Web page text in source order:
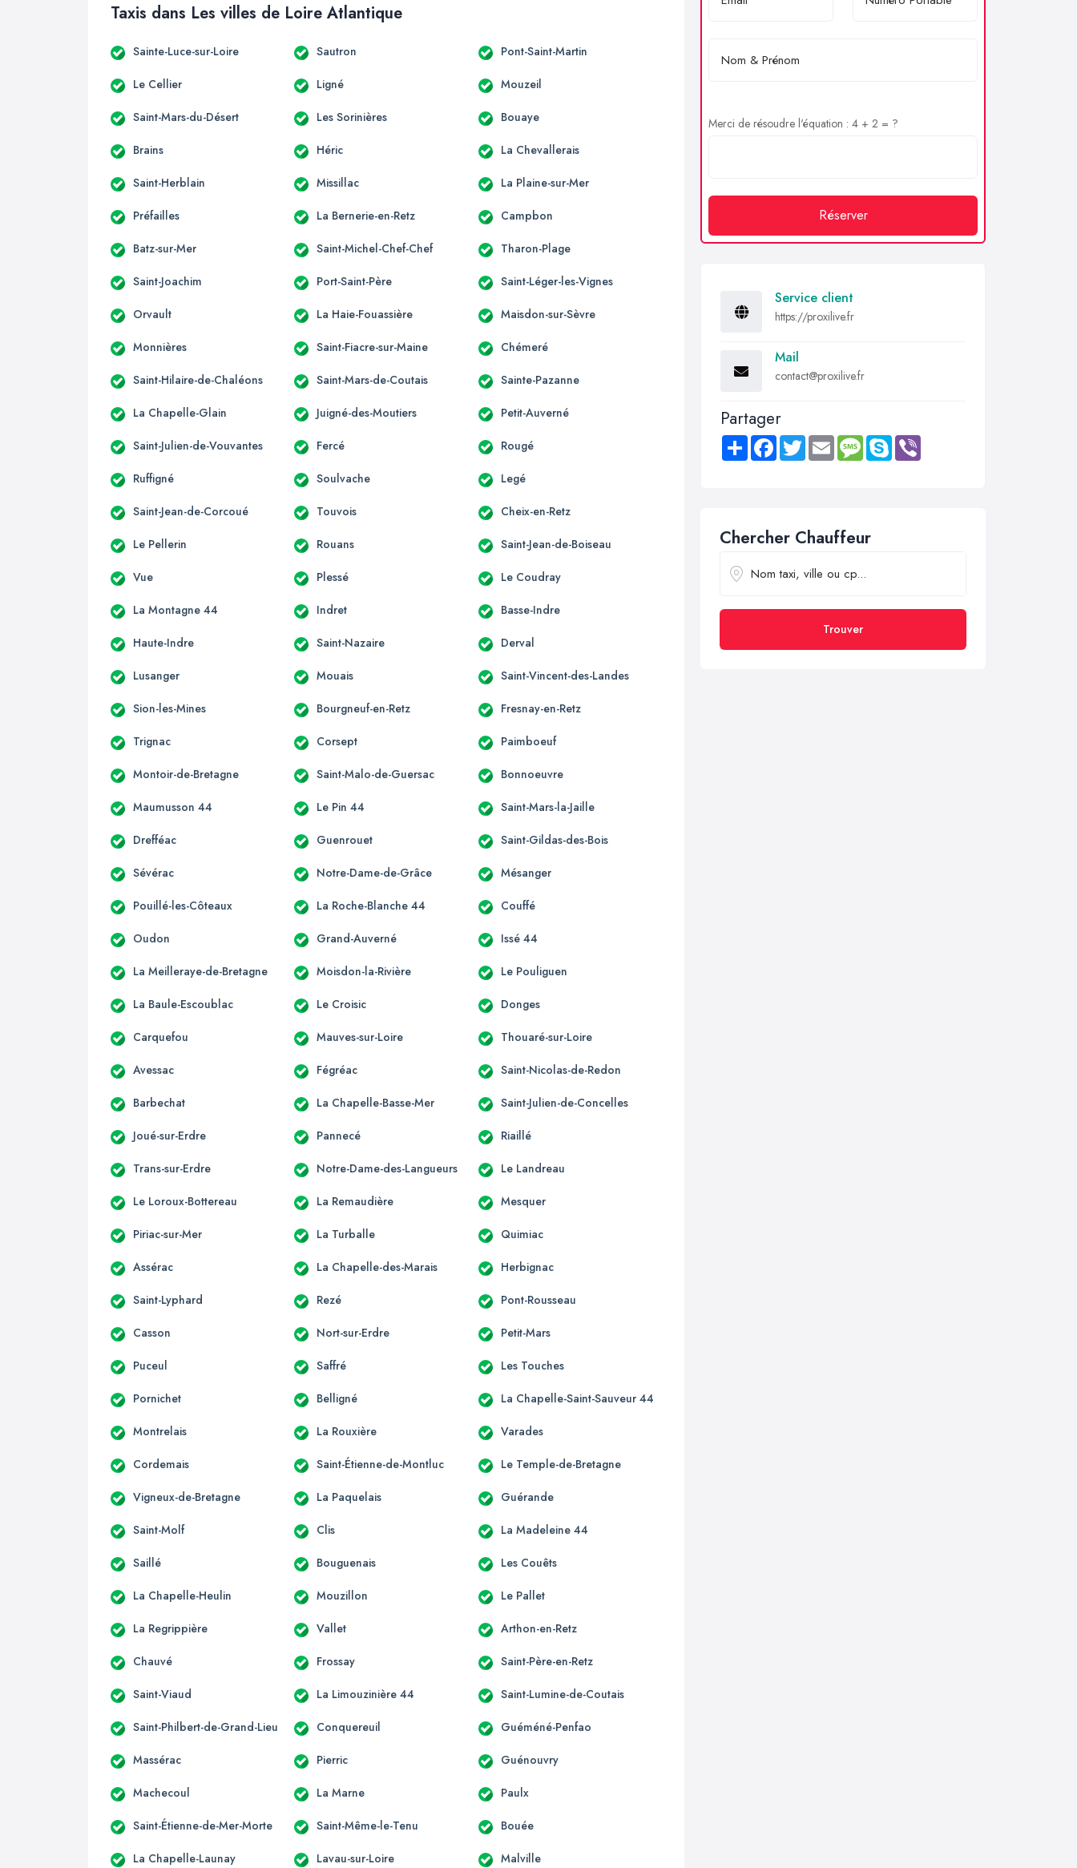
Taxis dans Les villes de Loire Atlantique
Sainte-Luce-sur-Loire Sautron Pont-Saint-Martin
Le Cellier Ligné Mouzeil
Saint-Mars-du-Désert Les Sorinières Bouaye
Brains Héric La Chevallerais
Saint-Herblain Missillac La Plaine-sur-Mer
Préfailles La Bernerie-en-Retz Campbon
Batz-sur-Mer Saint-Michel-Chef-Chef Tharon-Plage
Saint-Joachim Port-Saint-Père Saint-Léger-les-Vignes
Orvault La Haie-Fouassière Maisdon-sur-Sèvre
Monnières Saint-Fiacre-sur-Maine Chémeré
Saint-Hilaire-de-Chaléons Saint-Mars-de-Coutais Sainte-Pazanne
La Chapelle-Glain Juigné-des-Moutiers Petit-Auverné
Saint-Julien-de-Vouvantes Fercé Rougé
Ruffigné Soulvache Legé
Saint-Jean-de-Corcoué Touvois Cheix-en-Retz
Le Pellerin Rouans Saint-Jean-de-Boiseau
Vue Plessé Le Coudray
La Montagne 44 Indret Basse-Indre
Haute-Indre Saint-Nazaire Derval
Lusanger Mouais Saint-Vincent-des-Landes
Sion-les-Mines Bourgneuf-en-Retz Fresnay-en-Retz
Trignac Corsept Paimboeuf
Montoir-de-Bretagne Saint-Malo-de-Guersac Bonnoeuvre
Maumusson 44 Le Pin 44 Saint-Mars-la-Jaille
Drefféac Guenrouet Saint-Gildas-des-Bois
Sévérac Notre-Dame-de-Grâce Mésanger
Pouillé-les-Côteaux La Roche-Blanche 44 Couffé
Oudon Grand-Auverné Issé 44
La Meilleraye-de-Bretagne Moisdon-la-Rivière Le Pouliguen
La Baule-Escoublac Le Croisic Donges
Carquefou Mauves-sur-Loire Thouaré-sur-Loire
Avessac Fégréac Saint-Nicolas-de-Redon
Barbechat La Chapelle-Basse-Mer Saint-Julien-de-Concelles
Joué-sur-Erdre Pannecé Riaillé
Trans-sur-Erdre Notre-Dame-des-Langueurs Le Landreau
Le Loroux-Bottereau La Remaudière Mesquer
Piriac-sur-Mer La Turballe Quimiac
Assérac La Chapelle-des-Marais Herbignac
Saint-Lyphard Rezé Pont-Rousseau
Casson Nort-sur-Erdre Petit-Mars
Puceul Saffré Les Touches
Pornichet Belligné La Chapelle-Saint-Sauveur 44
Montrelais La Rouxière Varades
Cordemais Saint-Étienne-de-Montluc Le Temple-de-Bretagne
Vigneux-de-Bretagne La Paquelais Guérande
Saint-Molf Clis La Madeleine 44
Saillé Bouguenais Les Couêts
La Chapelle-Heulin Mouzillon Le Pallet
La Regrippière Vallet Arthon-en-Retz
Chauvé Frossay Saint-Père-en-Retz
Saint-Viaud La Limouzinière 44 Saint-Lumine-de-Coutais
Saint-Philbert-de-Grand-Lieu Conquereuil Guéméné-Penfao
Massérac Pierric Guénouvry
Machecoul La Marne Paulx
Saint-Étienne-de-Mer-Morte Saint-Même-le-Tenu Bouée
La Chapelle-Launay Lavau-sur-Loire Malville
Merci de résoudre l'équation : 4 + 2 = ?
Réserver
Service client
https://proxilive.fr
Mail
contact@proxilive.fr
Partager
Share FacebookTwitter Email MessageSkype
Chercher Chauffeur
Trouver